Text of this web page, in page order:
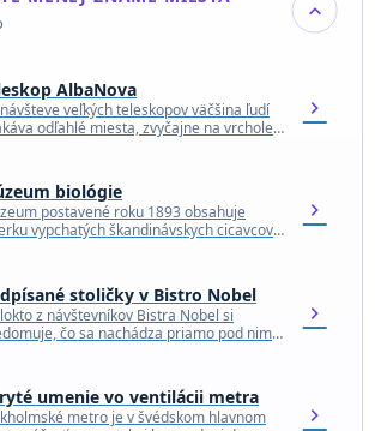
expand_more
AlbaNova
veľkých teleskopov väčšina ľudí
odľahlé miesta, zvyčajne na vrchole
chevron_right
biológie
postavené roku 1893 obsahuje
vypchatých škandinávskych cicavcov a
točitom schodisku…
chevron_right
stoličky v Bistro Nobel
z návštevníkov Bistra Nobel si
čo sa nachádza priamo pod nimi.
chevron_right
umenie vo ventilácii metra
metro je v švédskom hlavnom
chevron_right